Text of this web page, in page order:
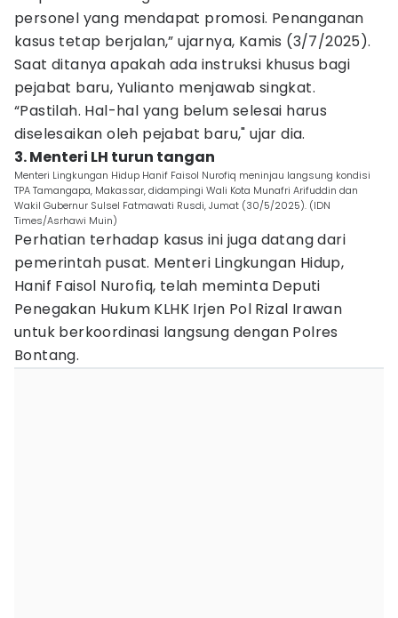
personel yang mendapat promosi. Penanganan
kasus tetap berjalan,” ujarnya, Kamis (3/7/2025).
Saat ditanya apakah ada instruksi khusus bagi
pejabat baru, Yulianto menjawab singkat.
“Pastilah. Hal-hal yang belum selesai harus
diselesaikan oleh pejabat baru," ujar dia.
3. Menteri LH turun tangan
Menteri Lingkungan Hidup Hanif Faisol Nurofiq meninjau langsung kondisi
TPA Tamangapa, Makassar, didampingi Wali Kota Munafri Arifuddin dan
Wakil Gubernur Sulsel Fatmawati Rusdi, Jumat (30/5/2025). (IDN
Times/Asrhawi Muin)
Perhatian terhadap kasus ini juga datang dari
pemerintah pusat. Menteri Lingkungan Hidup,
Hanif Faisol Nurofiq, telah meminta Deputi
Penegakan Hukum KLHK Irjen Pol Rizal Irawan
untuk berkoordinasi langsung dengan Polres
Bontang.